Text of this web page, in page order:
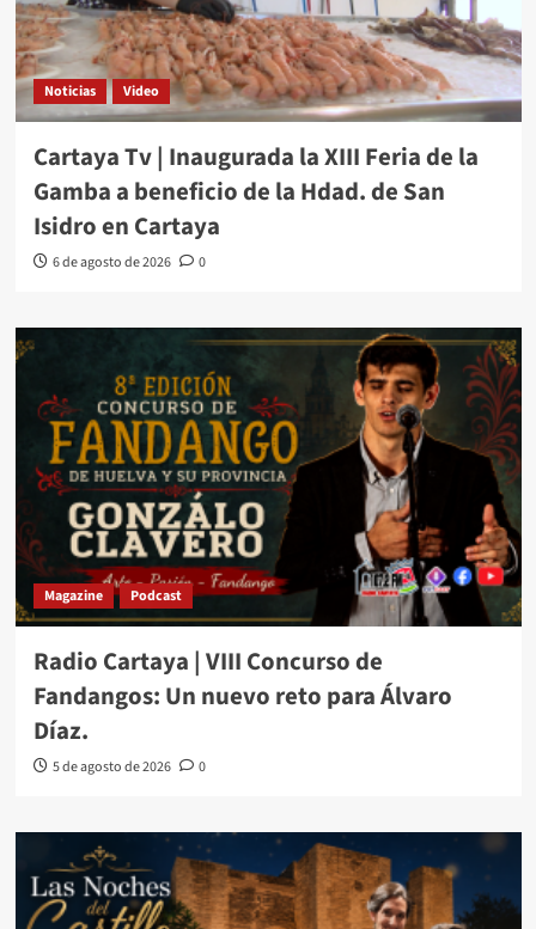
Noticias Video
Cartaya Tv | Inaugurada la XIII Feria de la
Gamba a beneficio de la Hdad. de San
Isidro en Cartaya
6 de agosto de 2026 0
Magazine Podcast
Radio Cartaya | VIII Concurso de
Fandangos: Un nuevo reto para Álvaro
Díaz.
5 de agosto de 2026 0